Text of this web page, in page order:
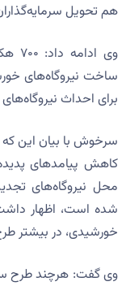
هم تحویل
وی
ساخت نیروگاه‌های
برای احداث
سرخوش با بیان این که
محل نیروگاه‌های
شده است، اظهار
خورشیدی، در بیشتر طرح‌ها حداکثر به
وی گفت: هرچند طرح